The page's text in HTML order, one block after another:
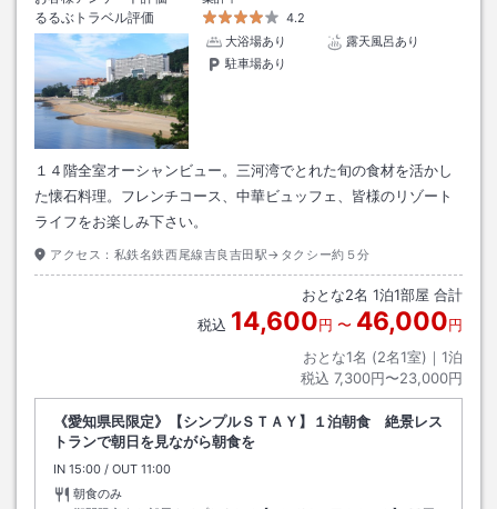
るるぶトラベル評価
4.2
大浴場あり
露天風呂あり
駐車場あり
１４階全室オーシャンビュー。三河湾でとれた旬の食材を活かし
た懐石料理。フレンチコース、中華ビュッフェ、皆様のリゾート
ライフをお楽しみ下さい。
アクセス： 私鉄名鉄西尾線吉良吉田駅→タクシー約５分
おとな2名 1泊1部屋 合計
税込 14,600円 〜 46,000円
おとな1名 (2名1室)｜ 1泊
税込 7,300円〜23,000円
《愛知県民限定》【シンプルＳＴＡＹ】１泊朝食 絶景レス
トランで朝日を見ながら朝食を
IN チェックイン
15:00 / OUT チェックアウト
11:00
朝食のみ